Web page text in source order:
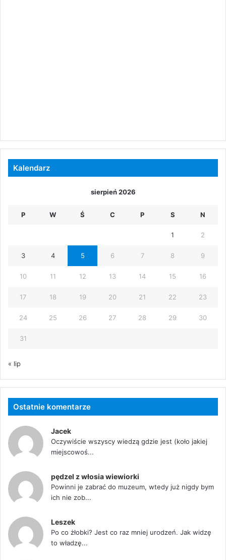
Kalendarz
sierpień 2026
P W Ś C P S N
1 2
3 4 5 6 7 8 9
10 11 12 13 14 15 16
17 18 19 20 21 22 23
24 25 26 27 28 29 30
31
« lip
Ostatnie komentarze
Jacek
Oczywiście wszyscy wiedzą gdzie jest (koło jakiej
miejscowoś...
pędzel z włosia wiewiorki
Powinni je zabrać do muzeum, wtedy już nigdy bym
ich nie zob...
Leszek
Po co żłobki? Jest co raz mniej urodzeń. Jak widzę
to władzę...